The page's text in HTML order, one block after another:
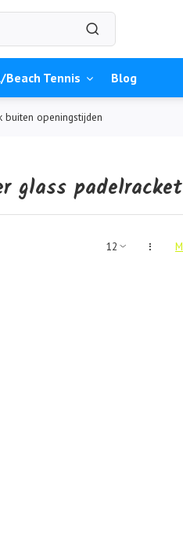
Tennis Blog
openingstijden
glass padelracket